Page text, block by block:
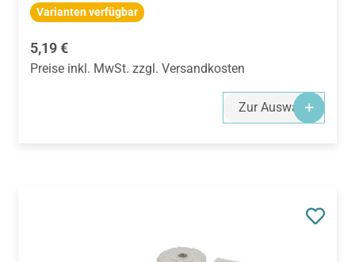
Varianten verfügbar
Regulärer Preis:
5,19 €
Preise inkl. MwSt. zzgl. Versandkosten
Zur Auswahl